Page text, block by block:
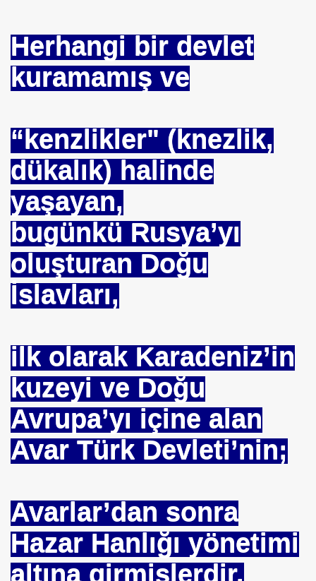
Herhangi bir devlet
kuramamış ve
“kenzlikler" (knezlik,
dükalık) halinde
yaşayan,
bugünkü Rusya’yı
oluşturan Doğu
İslavları,
ilk olarak Karadeniz’in
kuzeyi ve Doğu
Avrupa’yı içine alan
Avar Türk Devleti’nin;
Avarlar’dan sonra
Hazar Hanlığı yönetimi
altına girmişlerdir.
ARINÇ
İle
ÇELİK
DİNÇER
Oturan TekProf. Maliye Bakanı